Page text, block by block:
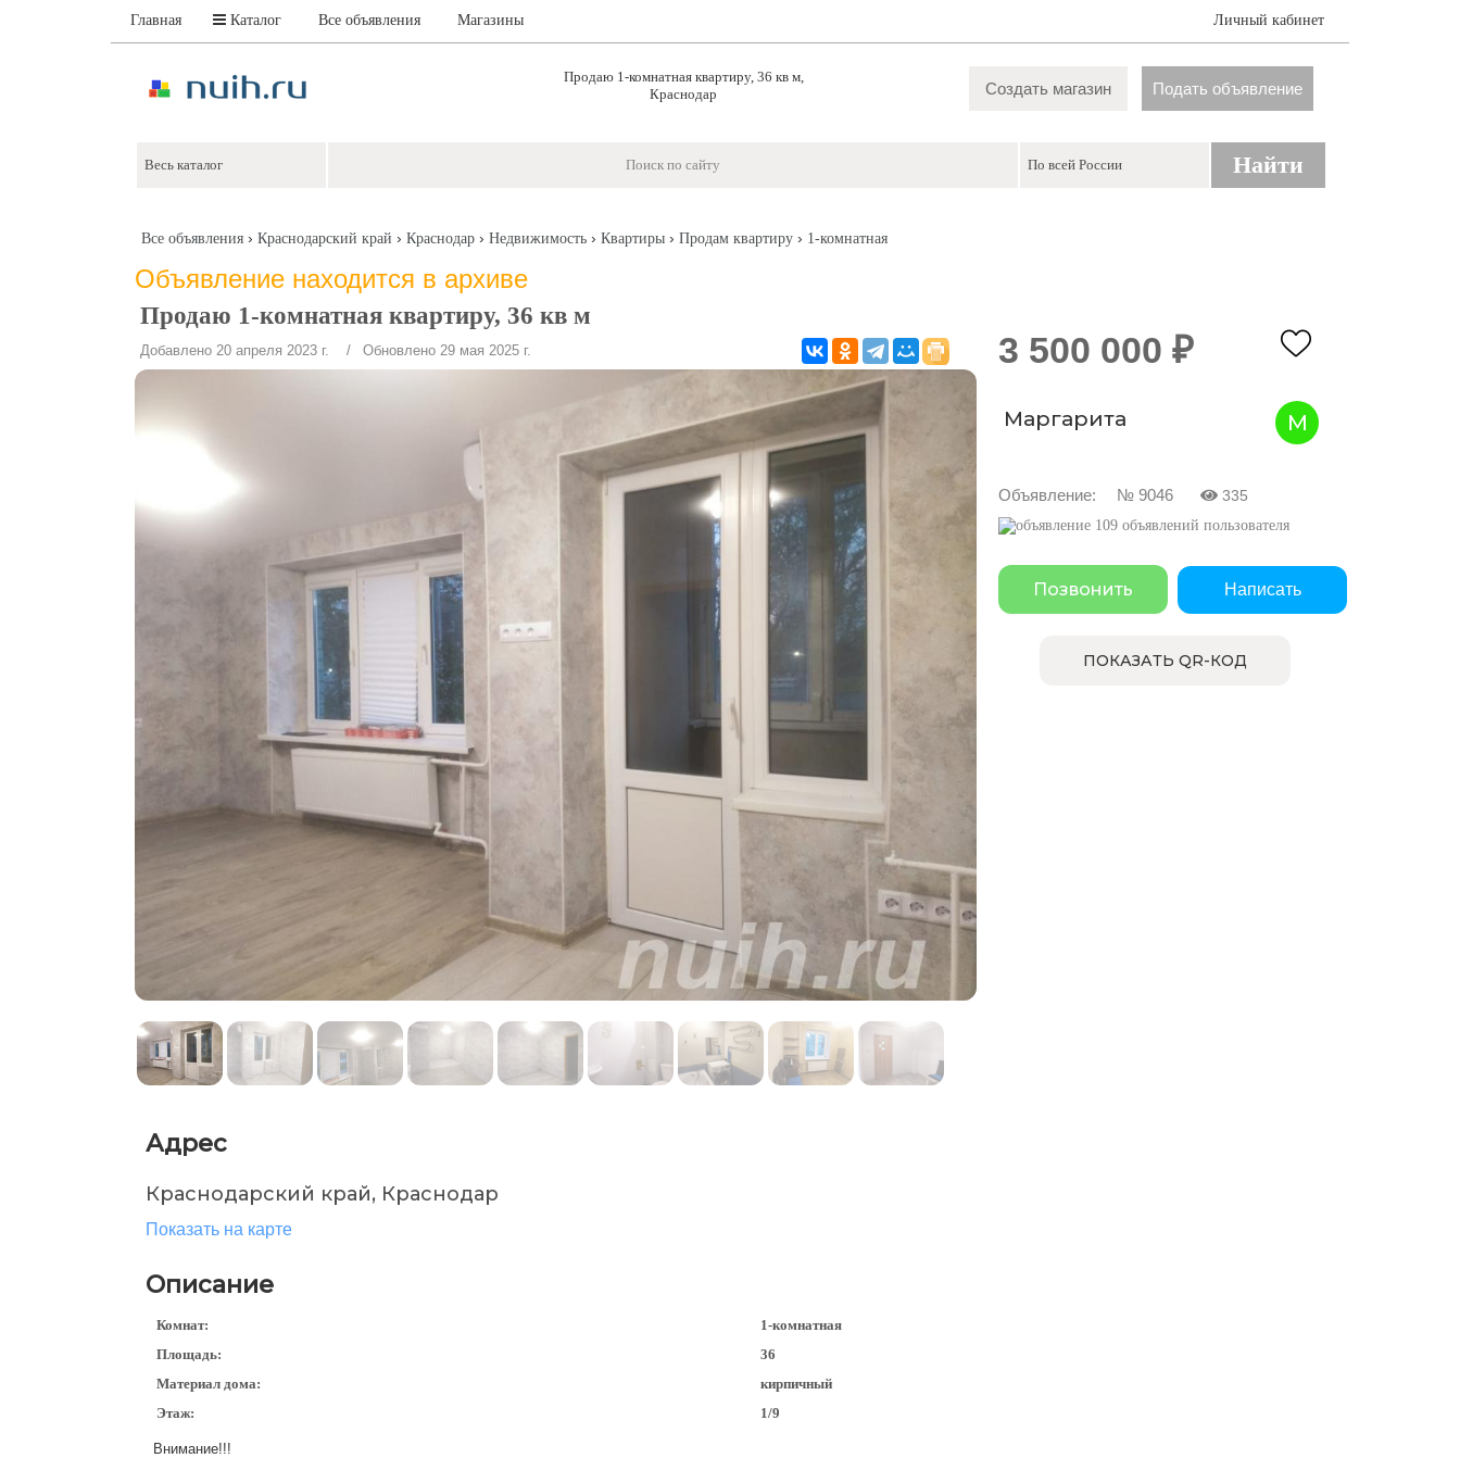
Главная Каталог Все объявления Магазины Личный кабинет
Продаю 1-комнатная квартиру, 36 кв м,
Краснодар
Создать магазин Подать объявление
Найти
Все объявления› Краснодарский край › Краснодар› Недвижимость› Квартиры› Продам квартиру› 1-комнатная
Объявление находится в архиве
Продаю 1-комнатная квартиру, 36 кв м
Добавлено 20 апреля 2023 г. / Обновлено 29 мая 2025 г.
Адрес
Краснодарский край, Краснодар
Показать на карте
Описание
Комнат:
1-комнатная
Площадь:
36
Материал дома:
кирпичный
Этаж:
1/9
Внимание!!!
3 500 000 ₽
Маргарита М
Объявление: № 9046 335
109 объявлений пользователя
Позвонить Написать
ПОКАЗАТЬ QR-КОД